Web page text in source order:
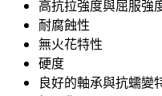
高抗拉強度與屈服強
耐腐蝕性
無火花特性
硬度
良好的軸承與抗蠕變